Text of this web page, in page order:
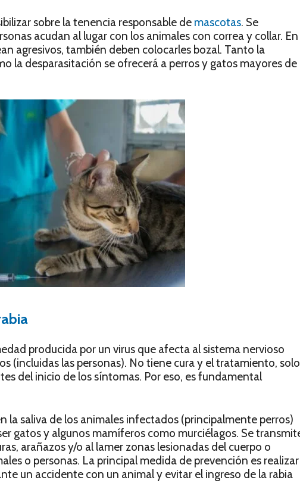
sobre la tenencia responsable de mascotas. Se
acudan al lugar con los animales con correa y collar. En
agresivos, también deben colocarles bozal. Tanto la
la desparasitación se ofrecerá a perros y gatos mayores de
producida por un virus que afecta al sistema nervioso
(incluidas las personas). No tiene cura y el tratamiento, solo
del inicio de los síntomas. Por eso, es fundamental
la saliva de los animales infectados (principalmente perros)
gatos y algunos mamíferos como murciélagos. Se
arañazos y/o al lamer zonas lesionadas del cuerpo o
o personas. La principal medida de prevención es realizar
un accidente con un animal y evitar el ingreso de la rabia